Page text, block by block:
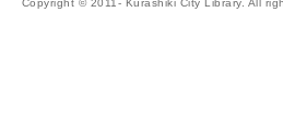
Copyright © 2011- Kurashiki City Library. All